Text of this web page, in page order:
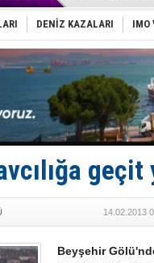
Tersane
İngiliz
FESCO,
DESE,
35 milyon
İnsansız
Yüzyıl
Anadolu
Derince,
İTU AUV,
DENİZ KAZALARI IMO
geçit
14.02.2013
Beyşehir